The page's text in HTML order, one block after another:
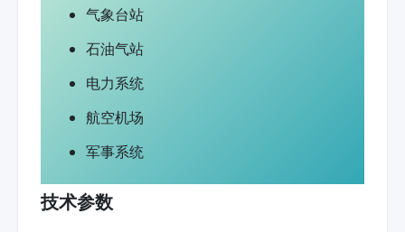
气象台站
石油气站
电力系统
航空机场
军事系统
技术参数